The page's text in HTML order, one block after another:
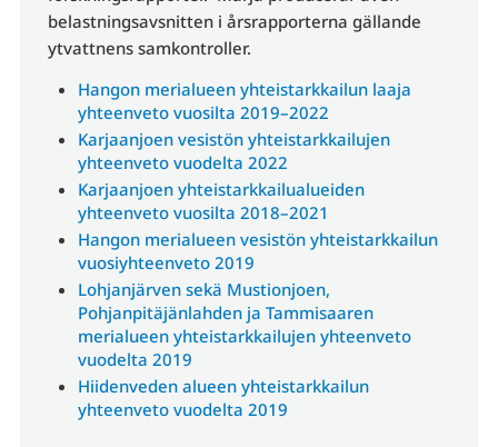
belastningsavsnitten i årsrapporterna gällande
ytvattnens samkontroller.
Hangon merialueen yhteistarkkailun laaja
yhteenveto vuosilta 2019–2022
Karjaanjoen vesistön yhteistarkkailujen
yhteenveto vuodelta 2022
Karjaanjoen yhteistarkkailualueiden
yhteenveto vuosilta 2018–2021
Hangon merialueen vesistön yhteistarkkailun
vuosiyhteenveto 2019
Lohjanjärven sekä Mustionjoen,
Pohjanpitäjänlahden ja Tammisaaren
merialueen yhteistarkkailujen yhteenveto
vuodelta 2019
Hiidenveden alueen yhteistarkkailun
yhteenveto vuodelta 2019